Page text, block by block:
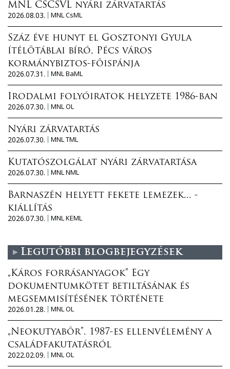
MNL CSCSVL nyári zárvatartás
2026.08.03.
MNL CsML
Száz éve hunyt el Gosztonyi Gyula
ítélőtáblai bíró, Pécs város
kormánybiztos-főispánja
2026.07.31.
MNL BaML
Irodalmi folyóiratok helyzete 1986-ban
2026.07.30.
MNL OL
Nyári zárvatartás
2026.07.30.
MNL TML
Kutatószolgálat nyári zárvatartása
2026.07.30.
MNL NML
Barnaszén helyett fekete lemezek... -
kiállítás
2026.07.30.
MNL KEML
Legutóbbi blogbejegyzések
„Káros forrásanyagok” Egy
dokumentumkötet betiltásának és
megsemmisítésének története
2026.01.28.
MNL OL
„Neokutyabőr”. 1987-es ellenvélemény a
családfakutatásról
2022.02.09.
MNL OL